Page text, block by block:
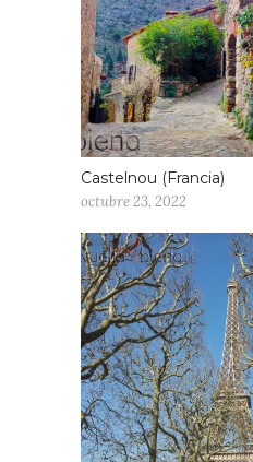
Castelnou (Francia)
octubre 23, 2022